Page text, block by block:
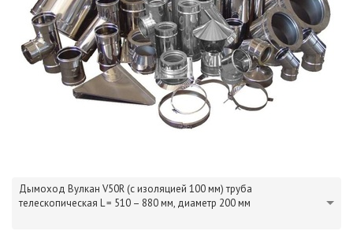
Дымоход Вулкан V50R (с изоляцией 100 мм) труба
телескопическая L = 510 – 880 мм, диаметр 200 мм